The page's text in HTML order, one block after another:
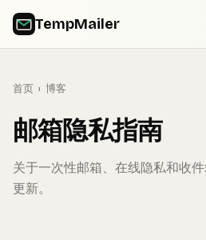
TempMailer
首页 › 博客
邮箱隐私指南
关于一次性邮箱、在线隐私和收
更新。